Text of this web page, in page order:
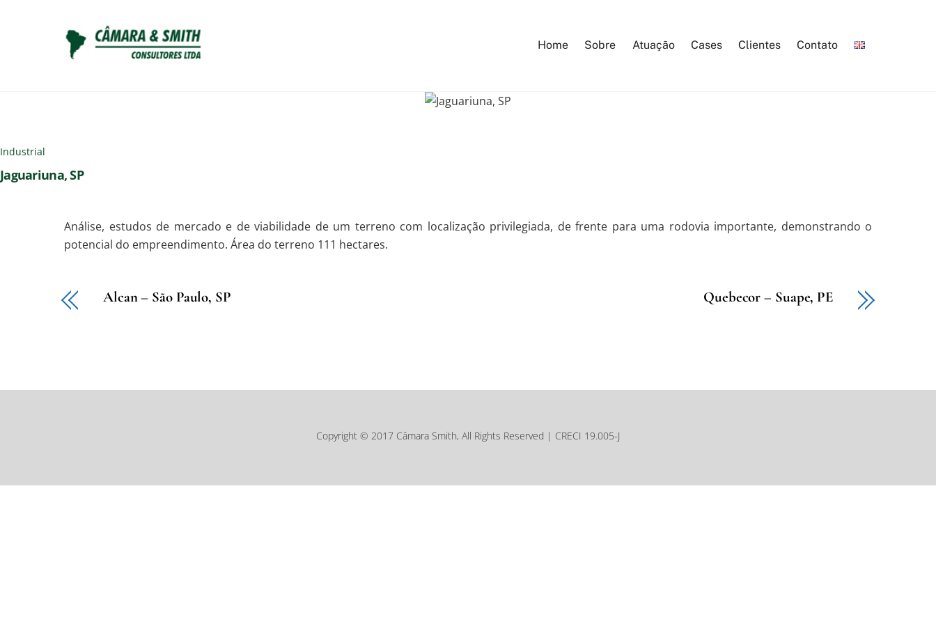
Home Sobre Atuação Cases Clientes Contato
Industrial
Jaguariuna, SP
Análise, estudos de mercado e de viabilidade de um terreno com localização privilegiada, de frente para uma rodovia importante, demonstrando o
potencial do empreendimento. Área do terreno 111 hectares.
Alcan – São Paulo, SP Quebecor – Suape, PE
Copyright © 2017 Câmara Smith, All Rights Reserved | CRECI 19.005-J